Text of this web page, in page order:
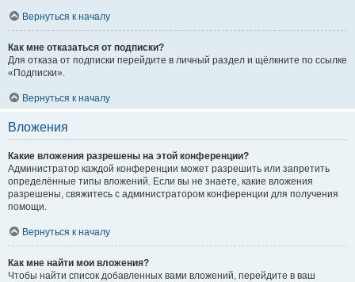
Вернуться к началу
Как мне отказаться от подписки?
Для отказа от подписки перейдите в личный раздел и щёлкните по ссылке
«Подписки».
Вернуться к началу
Вложения
Какие вложения разрешены на этой конференции?
Администратор каждой конференции может разрешить или запретить
определённые типы вложений. Если вы не знаете, какие вложения
разрешены, свяжитесь с администратором конференции для получения
помощи.
Вернуться к началу
Как мне найти мои вложения?
Чтобы найти список добавленных вами вложений, перейдите в ваш